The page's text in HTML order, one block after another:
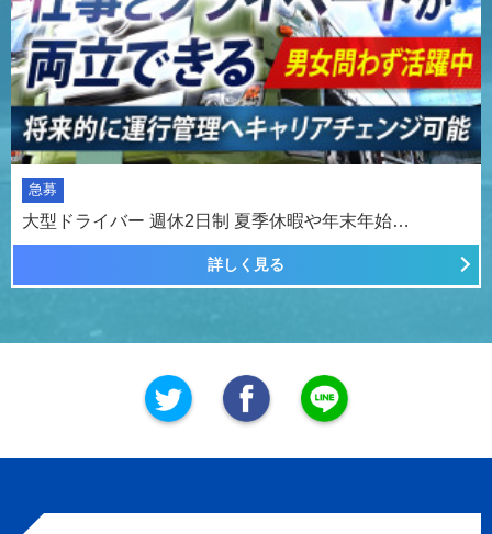
急募
大型ドライバー 週休2日制 夏季休暇や年末年始…
詳しく見る